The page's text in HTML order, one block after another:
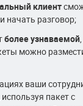
клиент
начать разговор;
более узнаваемой
можно
ваши
используя пакет с